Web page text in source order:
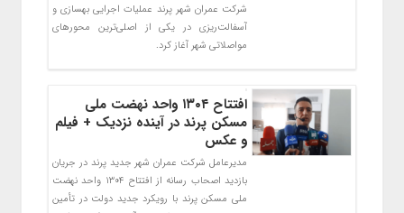
شرکت عمران شهر پرند عملیات اجرایی بهسازی و
آسفالت‌ریزی در یکی از اصلی‌ترین محورهای
مواصلاتی شهر آغاز کرد.
افتتاح ۱۳۰۴ واحد نهضت ملی
مسکن پرند در آینده نزدیک + فیلم
و عکس
مدیرعامل شرکت عمران شهر جدید پرند در جریان
بازدید اصحاب رسانه از افتتاح ۱۳۰۴ واحد نهضت
ملی مسکن پرند با رویکرد جدید دولت در تأمین